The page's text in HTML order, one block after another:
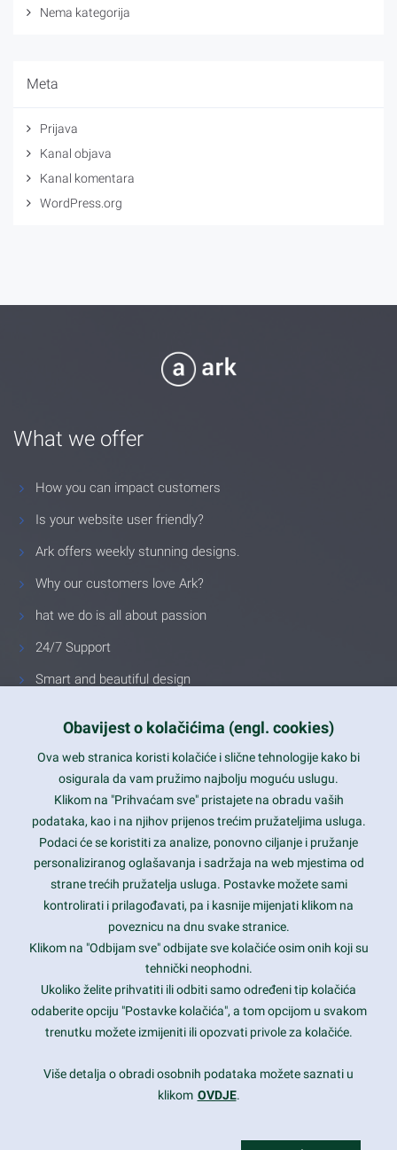
Nema kategorija
Meta
Prijava
Kanal objava
Kanal komentara
WordPress.org
What we offer
How you can impact customers
Is your website user friendly?
Ark offers weekly stunning designs.
Why our customers love Ark?
hat we do is all about passion
24/7 Support
Smart and beautiful design
Latest trends and much more...
Contact Info
1600 Amphitheatre Parkway, Mountain View, CA 94043
prothemes.net@gmail.com
Daily: 9:00 am - 6:00 pm
Sunday: Closed
Copyright 2017FRESHFACE© All Rights Reserved
Obavijest o kolačićima (engl. cookies)
Ova web stranica koristi kolačiće i slične tehnologije kako bi
osigurala da vam pružimo najbolju moguću uslugu.
Klikom na "Prihvaćam sve" pristajete na obradu vaših
podataka, kao i na njihov prijenos trećim pružateljima usluga.
Podaci će se koristiti za analize, ponovno ciljanje i pružanje
personaliziranog oglašavanja i sadržaja na web mjestima od
strane trećih pružatelja usluga. Postavke možete sami
kontrolirati i prilagođavati, pa i kasnije mijenjati klikom na
poveznicu na dnu svake stranice.
Klikom na "Odbijam sve" odbijate sve kolačiće osim onih koji su
tehnički neophodni.
Ukoliko želite prihvatiti ili odbiti samo određeni tip kolačića
odaberite opciju "Postavke kolačića", a tom opcijom u svakom
trenutku možete izmijeniti ili opozvati privole za kolačiće.
Više detalja o obradi osobnih podataka možete saznati u
klikom OVDJE.